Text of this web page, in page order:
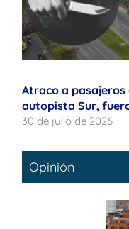
Atraco a pasajeros
autopista Sur,
30 de julio de 2026
Opinión